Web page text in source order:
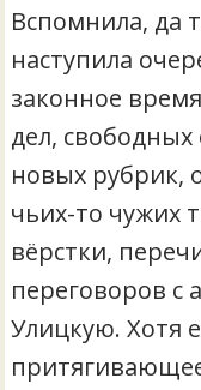
Вспомнила, да
наступила
законное
дел, свободных
новых рубрик,
чьих-то чужих
вёрстки,
переговоров с
Улицкую. Хотя